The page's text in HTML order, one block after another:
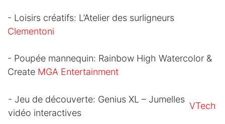
- Loisirs créatifs: L’Atelier des surligneurs
Clementoni
- Poupée mannequin: Rainbow High Watercolor &
Create MGA Entertainment
- Jeu de découverte: Genius XL – Jumelles
vidéo interactives
VTech